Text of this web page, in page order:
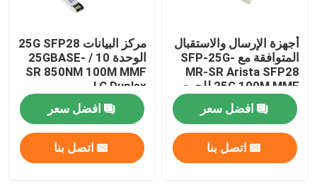
جهاز الإرسال والاستقبال البصري Finisar
بطاقة محول الشبكة
أجهزة الإرسال والاستقبال
المتوافقة مع SFP-25G-
MR-SR Arista SFP28
25G 100M MMF للحرم
الجامعي LAN
افضل سعر
اتصل بنا
مركز البيانات 25G SFP28
الوحدة 10 / 25GBASE-
SR 850NM 100M MMF
LC Duplex
افضل سعر
اتصل بنا